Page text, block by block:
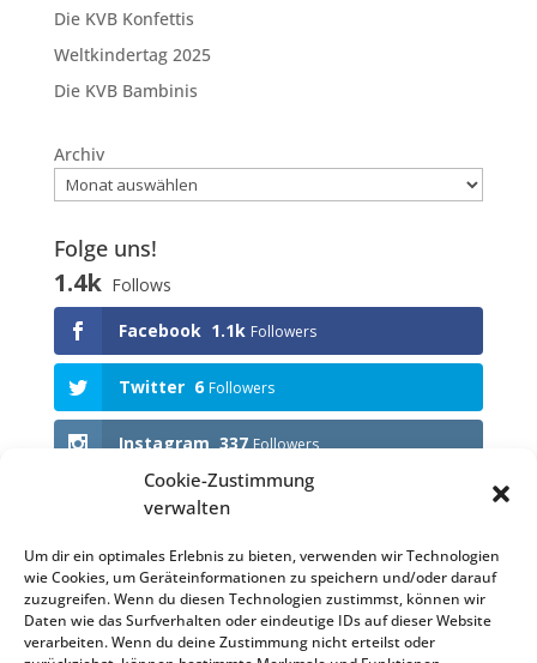
Cookie-Zustimmung
verwalten
Um dir ein optimales Erlebnis zu bieten, verwenden wir Technologien
wie Cookies, um Geräteinformationen zu speichern und/oder darauf
zuzugreifen. Wenn du diesen Technologien zustimmst, können wir
Daten wie das Surfverhalten oder eindeutige IDs auf dieser Website
verarbeiten. Wenn du deine Zustimmung nicht erteilst oder
Die KVB Konfettis
Weltkindertag 2025
Die KVB Bambinis
Archiv
Folge uns!
1.4k Follows
Facebook 1.1k Followers
Twitter 6 Followers
Instagram 337 Followers
Anstehende Events
KEINE VERANSTALTUNGEN